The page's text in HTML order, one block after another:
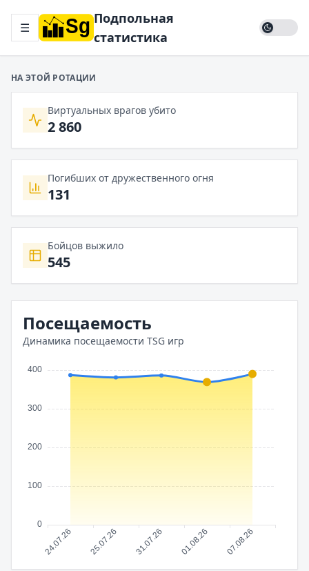
☰
Подпольная
статистика
НА ЭТОЙ РОТАЦИИ
Виртуальных врагов убито
2 860
Погибших от дружественного огня
131
Бойцов выжило
545
Посещаемость
Динамика посещаемости TSG игр